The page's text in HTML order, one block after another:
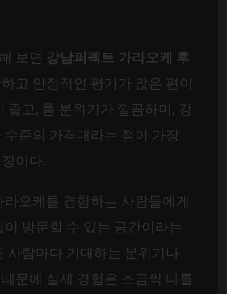
보면 강남퍼펙트 가라오케 후
고 안정적인 평가가 많은 편이
좋고, 룸 분위기가 깔끔하며, 강
수준의 가격대라는 점이 가장
이다.
오케를 경험하는 사람들에게
방문할 수 있는 공간이라는
사람마다 기대하는 분위기나
문에 실제 경험은 조금씩 다를